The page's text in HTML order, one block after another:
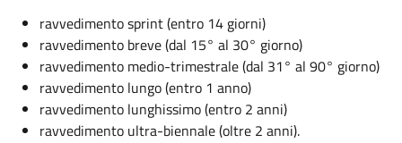
ravvedimento sprint (entro 14 giorni)
ravvedimento breve (dal 15° al 30° giorno)
ravvedimento medio-trimestrale (dal 31° al 90° giorno)
ravvedimento lungo (entro 1 anno)
ravvedimento lunghissimo (entro 2 anni)
ravvedimento ultra-biennale (oltre 2 anni).